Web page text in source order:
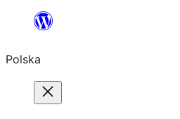
Przejdź
treści
Polska